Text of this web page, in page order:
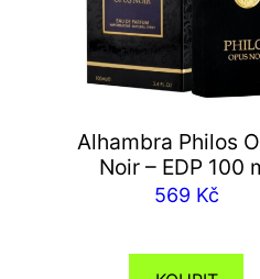
Alhambra Philos
Noir – EDP 100
569 Kč